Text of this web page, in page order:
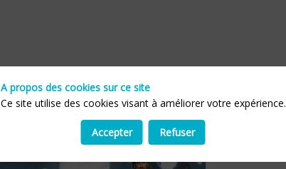
A propos des cookies sur ce site
Ce site utilise des cookies visant à améliorer votre expérience.
Accepter Refuser